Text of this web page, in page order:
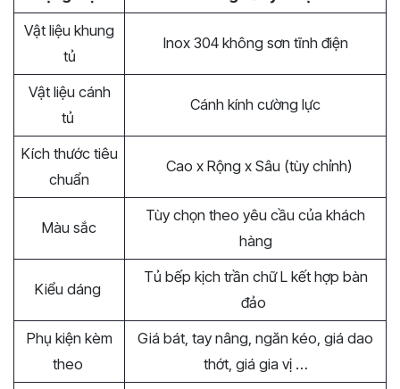
Vật liệu khung
tủ
Inox 304 không sơn tĩnh điện
Vật liệu cánh
tủ
Cánh kính cường lực
Kích thước tiêu
chuẩn
Cao x Rộng x Sâu (tùy chỉnh)
Màu sắc
Tùy chọn theo yêu cầu của khách
hàng
Kiểu dáng
Tủ bếp kịch trần chữ L kết hợp bàn
đảo
Phụ kiện kèm
theo
Giá bát, tay nâng, ngăn kéo, giá dao
thớt, giá gia vị …